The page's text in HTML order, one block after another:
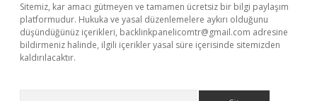
Sitemiz, kar amacı gütmeyen ve tamamen ücretsiz bir bilgi paylaşım
platformudur. Hukuka ve yasal düzenlemelere aykırı olduğunu
düşündüğünüz içerikleri, backlinkpanelicomtr@gmail.com adresine
bildirmeniz halinde, ilgili içerikler yasal süre içerisinde sitemizden
kaldırılacaktır.